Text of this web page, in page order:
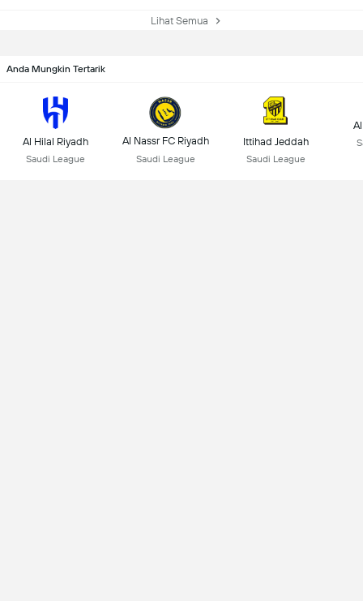
Lihat Semua
Anda Mungkin Tertarik
Al Hilal Riyadh
Saudi League
Al Nassr FC Riyadh
Saudi League
Ittihad Jeddah
Saudi League